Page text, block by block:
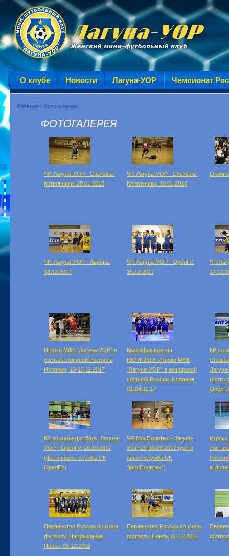
О клубе Новости Лагуна-УОР Чемпионат
Главная / Фотогалерея
ФОТОГАЛЕРЕЯ
ЧР. Лагуна-УОР - Снежана-
Котельники. 20.01.2018
ЧР. Лагуна-УОР - Снежана-
Котельники. 19.01.2018
ЧР. Лагуна-УОР - Аврора.
18.12.2017
ЧР. Лагуна-УОР - ОрелГУ.
15.12.2017
ЧР.
Игроки МФК "Лагуна-УОР" в
составе сборной России в
Испании, 13-15.11.2017
Квалификация на
ЮОИ-2018. Игроки МФК
"Лагуна-УОР" в юниорской
сборной России. Испания,
01-04.11.17
КР по
(фото
КР по мини-футболу. Лагуна-
УОР - ОрелГУ, 20.10.2017
(фото пресс-служба СК
ОрелГУ)
ЧР. МосПолитех - Лагуна-
УОР. 29-30.09.2017 (фото
пресс-служба СК
"МосПолитех")
в
Первенство России по мини-
футболу. Награждение.
Пенза, 03.12.2016
Первенство России по мини-
футболу. Пенза, 03.12.2016